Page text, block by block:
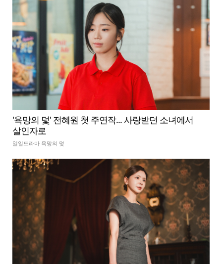
'욕망의 덫' 전혜원 첫 주연작... 사랑받던 소녀에서
살인자로
일일드라마 욕망의 덫